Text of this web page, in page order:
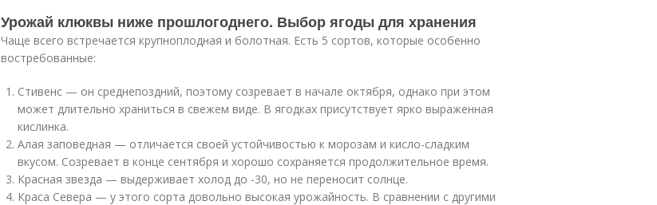
Урожай клюквы ниже прошлогоднего. Выбор ягоды для хранения
Чаще всего встречается крупноплодная и болотная. Есть 5 сортов, которые особенно
востребованные:
Стивенс — он среднепоздний, поэтому созревает в начале октября, однако при этом
может длительно храниться в свежем виде. В ягодках присутствует ярко выраженная
кислинка.
Алая заповедная — отличается своей устойчивостью к морозам и кисло-сладким
вкусом. Созревает в конце сентября и хорошо сохраняется продолжительное время.
Красная звезда — выдерживает холод до -30, но не переносит солнце.
Краса Севера — у этого сорта довольно высокая урожайность. В сравнении с другими